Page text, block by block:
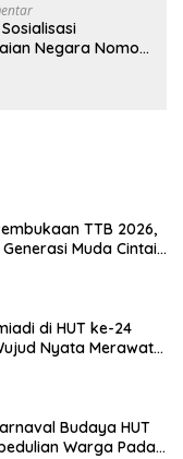
Negara Nomor
TTB 2026,
Muda Cintai
di HUT ke-24
Nyata Merawat
Budaya HUT
Warga Pada